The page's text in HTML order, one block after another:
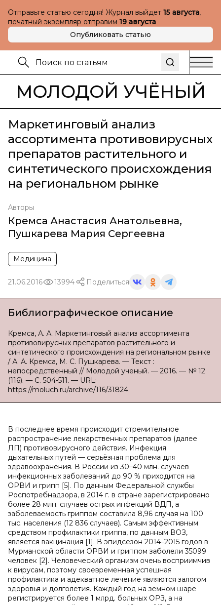
Отправьте статью сегодня! Журнал выйдет 15 августа,
печатный экземпляр отправим 19 августа
Опубликовать статью
МОЛОДОЙ УЧЁНЫЙ
Маркетинговый анализ
ассортимента противовирусных
препаратов растительного и
синтетического происхождения
на региональном рынке
Авторы
Кремса Анастасия Анатольевна,
Пушкарева Мария Сергеевна
Медицина
21.06.2016 13994 Поделиться
Библиографическое описание
Кремса, А. А. Маркетинговый анализ ассортимента
противовирусных препаратов растительного и
синтетического происхождения на региональном рынке
/ А. А. Кремса, М. С. Пушкарева. — Текст :
непосредственный // Молодой ученый. — 2016. — № 12
(116). — С. 504-511. — URL:
https://moluch.ru/archive/116/31824.
В последнее время происходит стремительное
распространение лекарственных препаратов (далее
ЛП) противовирусного действия. Инфекция
дыхательных путей — серьёзная проблема для
здравоохранения. В России из 30–40 млн. случаев
инфекционных заболеваний до 90 % приходится на
ОРВИ и грипп [5]. По данным Федеральной службы
Роспотребнадзора, в 2014 г. в стране зарегистрировано
более 28 млн. случаев острых инфекций ВДП, а
заболеваемость гриппом составила 8,96 случая на 100
тыс. населения (12 836 случаев). Самым эффективным
средством профилактики гриппа, по данным ВОЗ,
является вакцинация [1]. В эпидсезон 2014–2015 годов в
Мурманской области ОРВИ и гриппом заболели 35099
человек [2]. Человеческий организм очень восприимчив
к вирусам, поэтому своевременная успешная
профилактика и адекватное лечение являются залогом
здоровья и долголетия. Каждый год на земном шаре
регистрируется более 1 млрд. больных ОРЗ, а на